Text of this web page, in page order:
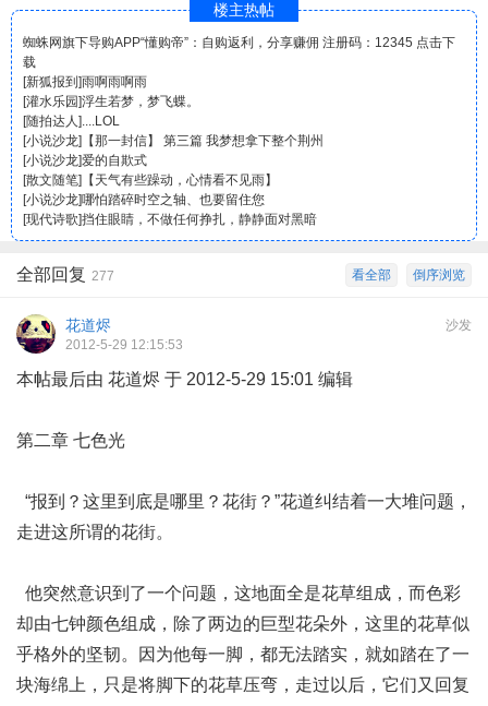
楼主热帖
蜘蛛网旗下导购APP“懂购帝”：自购返利，分享赚佣 注册码：12345 点击下
载
雨啊雨啊雨
[新狐报到]
浮生若梦，梦飞蝶。
[灌水乐园]
....LOL
[随拍达人 ]
【那一封信】 第三篇 我梦想拿下整个荆州
[小说沙龙]
爱的自欺式
[小说沙龙]
【天气有些躁动，心情看不见雨】
[散文随笔]
哪怕踏碎时空之轴、也要留住您
[小说沙龙]
挡住眼睛，不做任何挣扎，静静面对黑暗
[现代诗歌]
倒序浏览
看全部
全部回复 277
沙发
花道烬
2012-5-29 12:15:53
本帖最后由 花道烬 于 2012-5-29 15:01 编辑
第二章 七色光
“报到？这里到底是哪里？花街？”花道纠结着一大堆问题，
走进这所谓的花街。
他突然意识到了一个问题，这地面全是花草组成，而色彩
却由七钟颜色组成，除了两边的巨型花朵外，这里的花草似
乎格外的坚韧。因为他每一脚，都无法踏实，就如踏在了一
块海绵上，只是将脚下的花草压弯，走过以后，它们又回复